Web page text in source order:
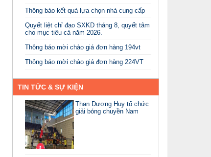
Thông báo kết quả lựa chọn nhà cung cấp
Quyết liệt chỉ đạo SXKD tháng 8, quyết tâm
cho mục tiêu cả năm 2026.
Thông báo mời chào giá đơn hàng 194vt
Thông báo mời chào giá đơn hàng 224VT
TIN TỨC & SỰ KIỆN
Than Dương Huy tổ chức
giải bóng chuyền Nam